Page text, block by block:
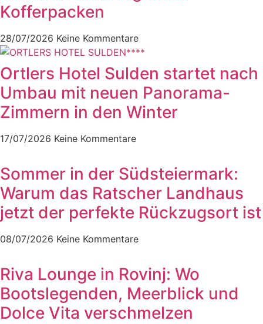
Kofferpacken
28/07/2026 Keine Kommentare
Ortlers Hotel Sulden startet nach
Umbau mit neuen Panorama-
Zimmern in den Winter
17/07/2026 Keine Kommentare
Sommer in der Südsteiermark:
Warum das Ratscher Landhaus
jetzt der perfekte Rückzugsort ist
08/07/2026 Keine Kommentare
Riva Lounge in Rovinj: Wo
Bootslegenden, Meerblick und
Dolce Vita verschmelzen